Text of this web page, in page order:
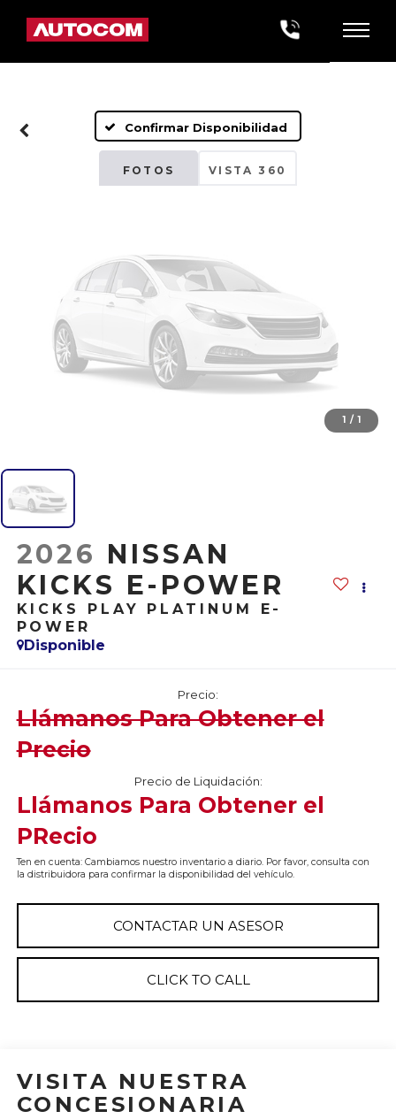
Confirmar Disponibilidad
FOTOS VISTA 360
Fotos No
Disponibles
Por favor, revise luego
1 / 1
2026 NISSAN
KICKS E-POWER
KICKS PLAY PLATINUM E-
POWER
Disponible
Precio:
Llámanos Para Obtener el
Precio
Precio de Liquidación:
Llámanos Para Obtener el
PRecio
Ten en cuenta: Cambiamos nuestro inventario a diario. Por favor, consulta con
la distribuidora para confirmar la disponibilidad del vehículo.
CONTACTAR UN ASESOR
CLICK TO CALL
VISITA NUESTRA
CONCESIONARIA